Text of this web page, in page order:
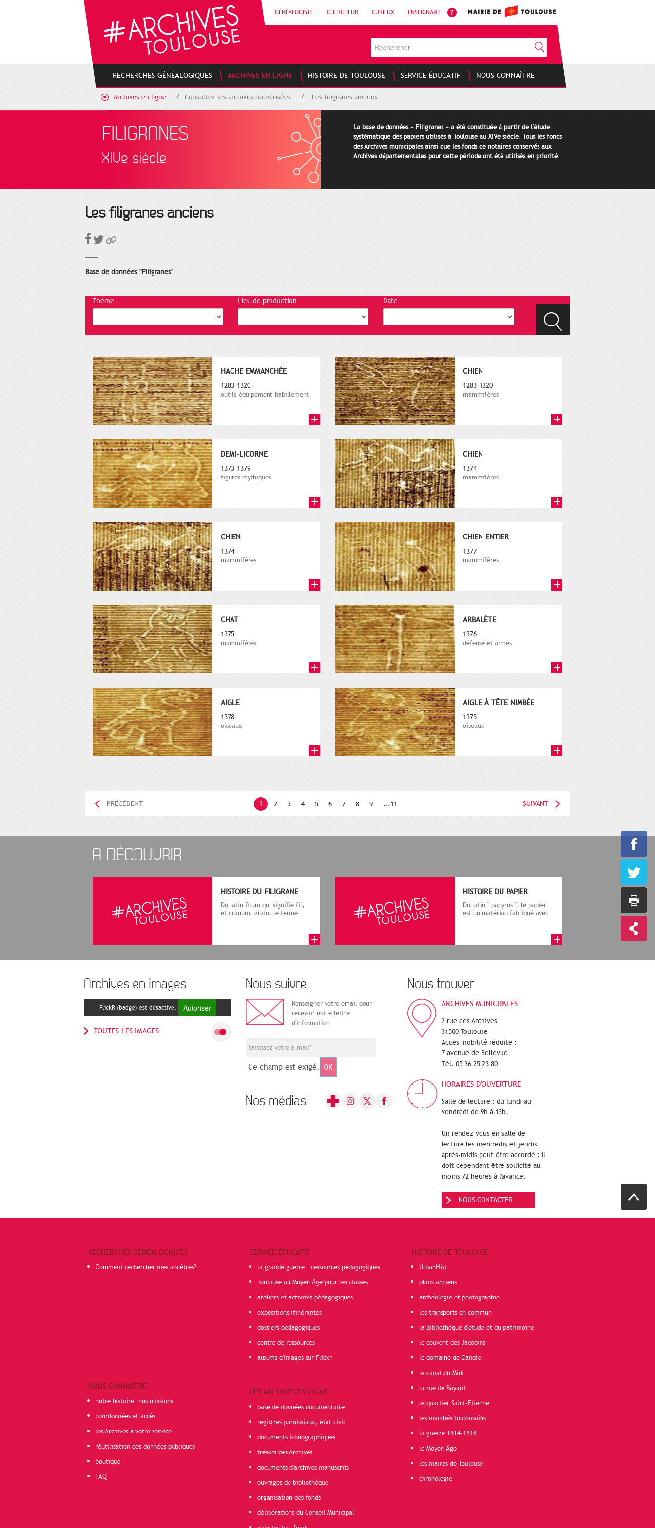
GÉNÉALOGISTE CHERCHEUR CURIEUX ENSEIGNANT
RECHERCHES GÉNÉALOGIQUES ARCHIVES EN LIGNE HISTOIRE DE TOULOUSE SERVICE ÉDUCATIF NOUS CONNAÎTRE
Archives en ligne Consultez les archives numérisées Les filigranes anciens
FILIGRANES
XIVe siècle
La base de données « Filigranes » a été constituée à partir de l'étude
systématique des papiers utilisés à Toulouse au XIVe siècle. Tous les fonds
des Archives municipales ainsi que les fonds de notaires conservés aux
Archives départementales pour cette période ont été utilisés en priorité.
Les filigranes anciens
Base de données "Filigranes"
Thème Lieu de production Date
HACHE EMMANCHÉE
1283-1320
outils-équipement-habillement
CHIEN
1283-1320
mammifères
DEMI-LICORNE
1373-1379
figures mythiques
CHIEN
1374
mammifères
CHIEN
1374
mammifères
CHIEN ENTIER
1377
mammifères
CHAT
1375
mammifères
ARBALÈTE
1376
défense et armes
AIGLE
1378
oiseaux
AIGLE À TÊTE NIMBÉE
1375
oiseaux
1 2 3 4 5 6 7 8 9 ...11
PRÉCÉDENT SUIVANT
A DÉCOUVRIR
HISTOIRE DU FILIGRANE
Du latin filum qui signifie fil,
et granum, grain, le terme
HISTOIRE DU PAPIER
Du latin " papyrus ", le papier
est un matériau fabriqué avec
Archives en images
FlickR (badge) est désactivé. Autoriser
TOUTES LES IMAGES
Nous suivre
Renseigner votre email pour
recevoir notre lettre
d'information.
Ce champ est exigé. OK
Nos médias
Nous trouver
ARCHIVES MUNICIPALES
2 rue des Archives
31500 Toulouse
Accès mobilité réduite :
7 avenue de Bellevue
Tél. 05 36 25 23 80
HORAIRES D'OUVERTURE
Salle de lecture : du lundi au
vendredi de 9h à 13h.
Un rendez-vous en salle de
lecture les mercredis et jeudis
après-midis peut être accordé : il
doit cependant être sollicité au
moins 72 heures à l'avance.
NOUS CONTACTER
RECHERCHES GÉNÉALOGIQUES
Comment rechercher mes ancêtres?
NOUS CONNAÎTRE
notre histoire, nos missions
coordonnées et accès
les Archives à votre service
réutilisation des données publiques
boutique
FAQ
SERVICE ÉDUCATIF
la grande guerre : ressources pédagogiques
Toulouse au Moyen Âge pour les classes
ateliers et activités pédagogiques
expositions itinérantes
dossiers pédagogiques
centre de ressources
albums d'images sur Flickr
LES ARCHIVES EN LIGNE
base de données documentaire
registres paroissiaux, état civil
documents iconographiques
trésors des Archives
documents d'archives manuscrits
ouvrages de bibliothèque
organisation des fonds
délibérations du Conseil Municipal
HISTOIRE DE TOULOUSE
UrbanHist
plans anciens
archéologie et photographie
les transports en commun
la Bibliothèque d'étude et du patrimoine
le couvent des Jacobins
le domaine de Candie
le canal du Midi
la rue de Bayard
le quartier Saint-Etienne
les marchés toulousains
la guerre 1914-1918
le Moyen Âge
les maires de Toulouse
chronologie
Gestion de vos préférences sur les cookies